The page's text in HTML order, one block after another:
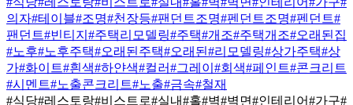
의자#테이블#조명#천장등#팬던트조명#펜던트조명#펜던트#
팬던트#빈티지 #주택리모델링#주택#개조#주택개조#오래된집
#노후#노후주택#오래된주택#오래된 #리모델링#상가주택#상
가#화이트#흰색#하얀색#컬러#그레이 #회색#페인트#콘크리트
#시멘트#노출콘크리트#노출#금속#철재
#식당#레스토랑#비스트로#실내#홀#벽#벽면#인테리어#가구#